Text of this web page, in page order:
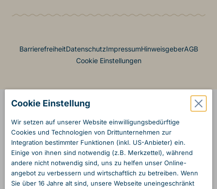
Footer Menü
BarrierefreiheitDatenschutzImpressumHinweisgeberAGB
Cookie Einstellungen
Cookie Einstellung
Wir setzen auf unserer Website einwilligungs­bedürftige
Cookies und Technologien von Dritt­unternehmen zur
Integration bestimmter Funktionen (inkl. US-Anbieter) ein.
Einige von ihnen sind notwendig (z.B. Merkzettel), während
andere nicht notwendig sind, uns zu helfen unser Online­
angebot zu verbessern und wirtschaftlich zu betreiben. Wenn
Sie über 16 Jahre alt sind, unsere Webseite unein­geschränkt